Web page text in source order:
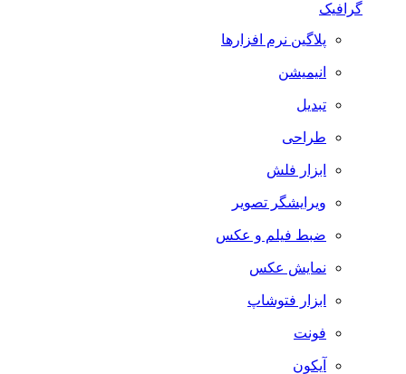
گرافیک
پلاگین نرم افزارها
انیمیشن
تبدیل
طراحی
ابزار فلش
ویرایشگر تصویر
ضبط فيلم و عكس
نمایش عکس
ابزار فتوشاپ
فونت
آیکون